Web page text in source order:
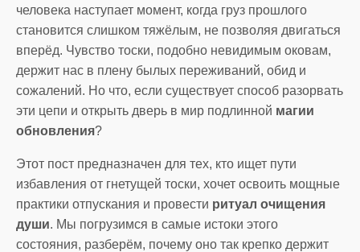
человека наступает момент, когда груз прошлого
становится слишком тяжёлым, не позволяя двигаться
вперёд. Чувство тоски, подобно невидимым оковам,
держит нас в плену былых переживаний, обид и
сожалений. Но что, если существует способ разорвать
эти цепи и открыть дверь в мир подлинной магии
обновления?
Этот пост предназначен для тех, кто ищет пути
избавления от гнетущей тоски, хочет освоить мощные
практики отпускания и провести ритуал очищения
души. Мы погрузимся в самые истоки этого
состояния, разберём, почему оно так крепко держит